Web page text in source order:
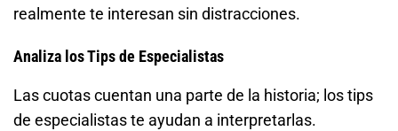
realmente te interesan sin distracciones.
Analiza los Tips de Especialistas
Las cuotas cuentan una parte de la historia; los tips
de especialistas te ayudan a interpretarlas.